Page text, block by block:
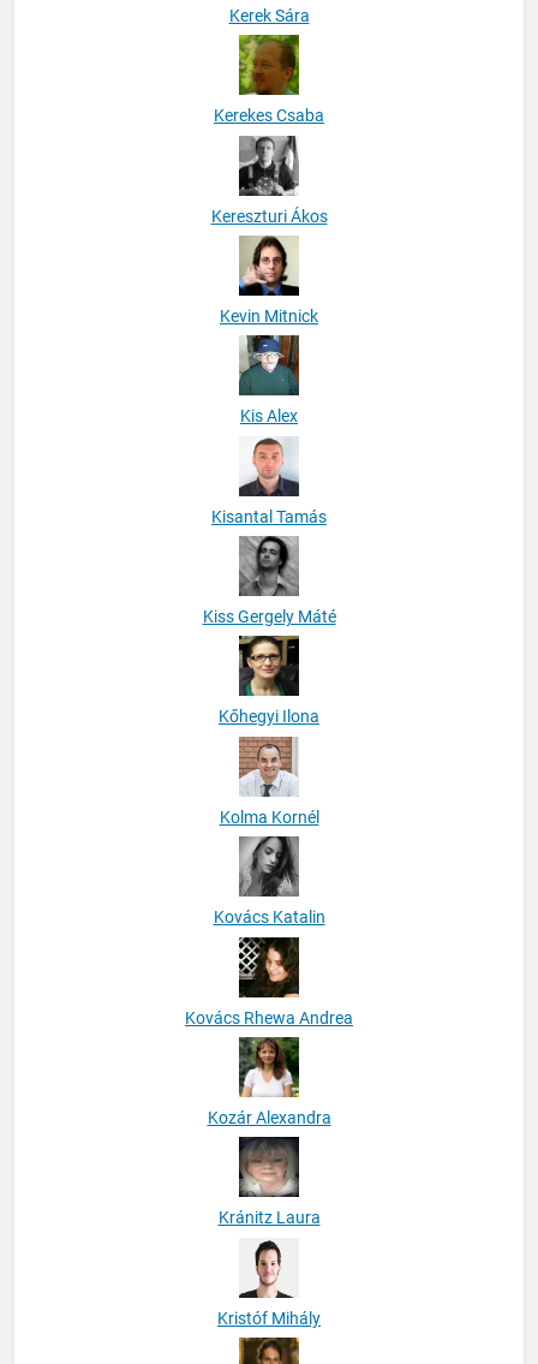
Kerek Sára
Kerekes Csaba
Kereszturi Ákos
Kevin Mitnick
Kis Alex
Kisantal Tamás
Kiss Gergely Máté
Kőhegyi Ilona
Kolma Kornél
Kovács Katalin
Kovács Rhewa Andrea
Kozár Alexandra
Kránitz Laura
Kristóf Mihály